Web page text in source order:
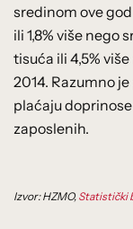
sredinom ove
ili 1,8% više nego
tisuća ili 4,5%
2014. Razumno
plaćaju
zaposlenih.
Izvor: HZMO, Statistički